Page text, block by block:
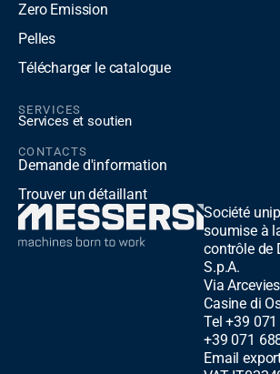
Société
soumise à
contrôle de
S.p.A.
Via
Casine di
Tel +39
+39 071
Email
Zero Emission
Pelles
Télécharger le catalogue
SERVICES
Services et soutien
CONTACTS
Demande d'information
Trouver un détaillant